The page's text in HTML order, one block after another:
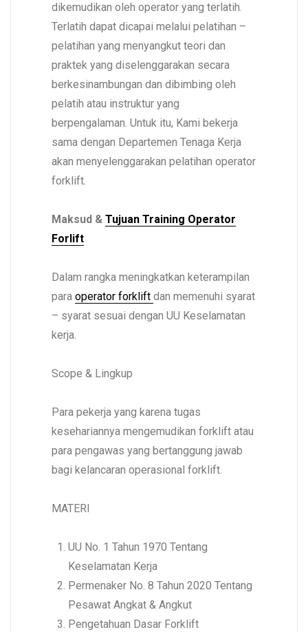
dikemudikan oleh operator yang terlatih.
Terlatih dapat dicapai melalui pelatihan –
pelatihan yang menyangkut teori dan
praktek yang diselenggarakan secara
berkesinambungan dan dibimbing oleh
pelatih atau instruktur yang
berpengalaman. Untuk itu, Kami bekerja
sama dengan Departemen Tenaga Kerja
akan menyelenggarakan pelatihan operator
forklift.
Maksud & Tujuan Training Operator
Forlift
Dalam rangka meningkatkan keterampilan
para operator forklift dan memenuhi syarat
– syarat sesuai dengan UU Keselamatan
kerja.
Scope & Lingkup
Para pekerja yang karena tugas
kesehariannya mengemudikan forklift atau
para pengawas yang bertanggung jawab
bagi kelancaran operasional forklift.
MATERI
UU No. 1 Tahun 1970 Tentang
Keselamatan Kerja
Permenaker No. 8 Tahun 2020 Tentang
Pesawat Angkat & Angkut
Pengetahuan Dasar Forklift